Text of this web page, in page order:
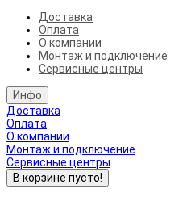
Доставка
Оплата
О компании
Монтаж и подключение
Сервисные центры
Инфо
Доставка
Оплата
О компании
Монтаж и подключение
Сервисные центры
В корзине пусто!